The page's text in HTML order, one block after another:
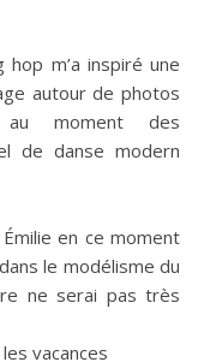
m’a inspiré une
autour de photos
moment des
de danse modern
en ce moment
le modélisme du
ne serai pas très
vacances